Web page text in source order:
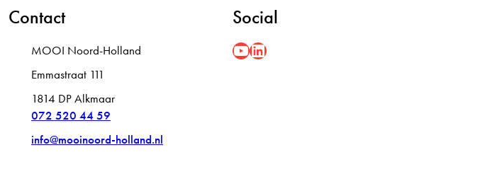
Contact
MOOI Noord-Holland
Emmastraat 111
1814 DP Alkmaar
072 520 44 59
info@mooinoord-holland.nl
Social
YouYube LinkedIn